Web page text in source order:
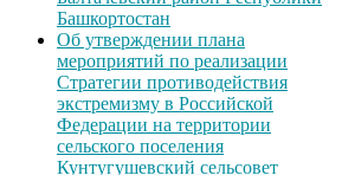
Башкортостан
Об утверждении плана
мероприятий по реализации
Стратегии противодействия
экстремизму в Российской
Федерации на территории
сельского поселения
Кунтугушевский сельсовет